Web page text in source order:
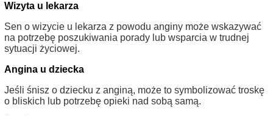
Wizyta u lekarza
Sen o wizycie u lekarza z powodu anginy może wskazywać
na potrzebę poszukiwania porady lub wsparcia w trudnej
sytuacji życiowej.
Angina u dziecka
Jeśli śnisz o dziecku z anginą, może to symbolizować troskę
o bliskich lub potrzebę opieki nad sobą samą.